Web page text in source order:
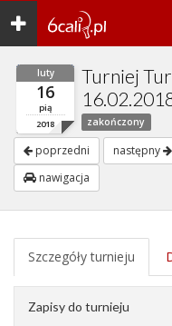
Toggle
navigation
luty
16
pią
2018
Turniej
zakończony
poprzedni następny
nawigacja
Szczegóły turnieju
Zapisy do turnieju